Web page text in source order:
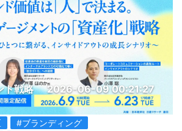
ト戦略 2026-06-09 00:21:27
#ブランディング